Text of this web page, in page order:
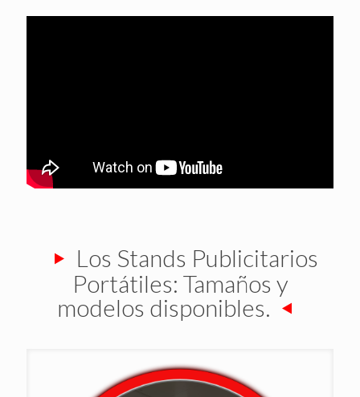
Los Stands Publicitarios
Portátiles: Tamaños y
modelos disponibles.